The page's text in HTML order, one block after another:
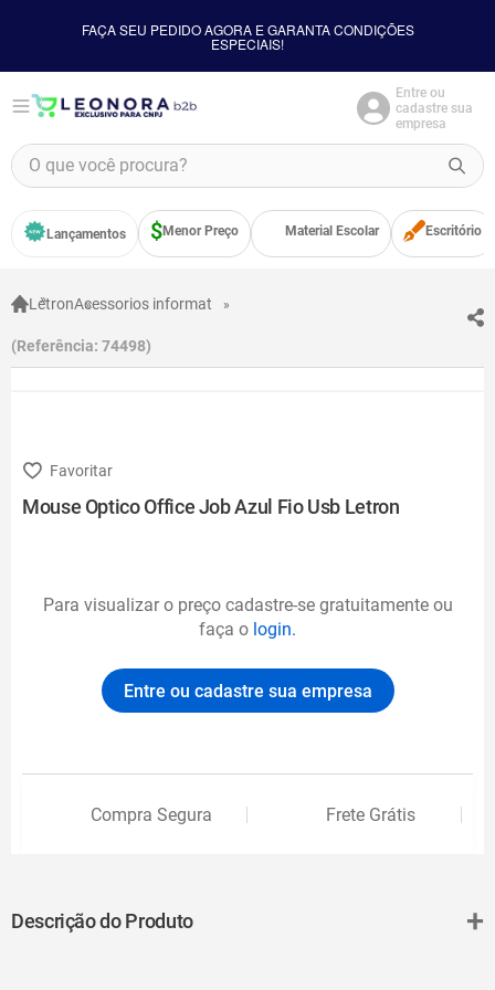
FAÇA SEU PEDIDO AGORA E GARANTA CONDIÇÕES
ESPECIAIS!
Entre ou
cadastre sua
empresa
O que você procura?
Lançamentos Menor Preço Material Escolar Escritório
LetronAcessorios informat
Referência: 74498
Mouse Optico Office Job Azul Fio Usb Letron
Para visualizar o preço cadastre-se gratuitamente ou
faça o login.
Entre ou cadastre sua empresa
Compra Segura Frete Grátis
Descrição do Produto +
TERMOS MAIS BUSCADOS